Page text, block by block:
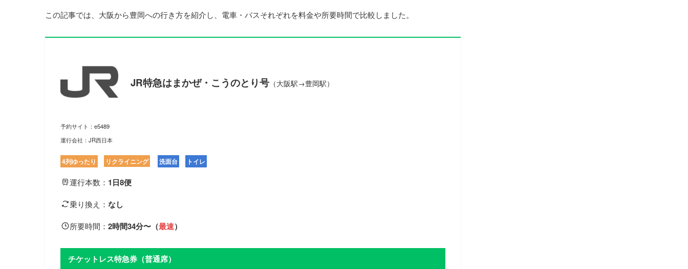
この記事では、大阪から豊岡への行き方を紹介し、電車・バスそれぞれを料金や所要時間で比較しました。
JR特急はまかぜ・こうのとり号（大阪駅→豊岡駅）
予約サイト：e5489
運行会社：JR西日本
4列ゆったり リクライニング 洗面台 トイレ
運行本数： 1日8便
乗り換え： なし
所要時間： 2時間34分〜（最速）
チケットレス特急券（普通席）